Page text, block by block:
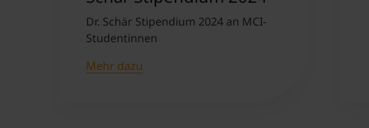
Dr. Schär Stipendium 2024 an MCI-
Studentinnen
Mehr dazu